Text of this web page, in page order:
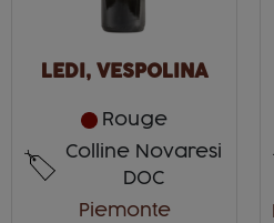
LEDI, VESPOLINA
Rouge
Colline Novaresi
DOC
Piemonte